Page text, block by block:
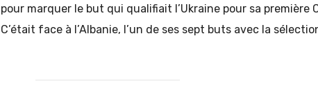
pour marquer le but qui qualifiait l’Ukraine pour sa première
C’était face à l’Albanie, l’un de ses sept buts avec la